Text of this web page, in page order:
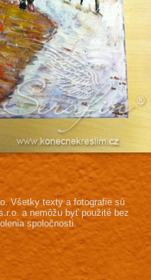
Všetky texty a fotografie sú
a nemôžu byť použité bez
spoločnosti.